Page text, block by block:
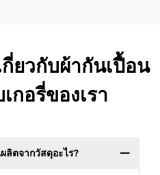
ยวกับผ้ากันเปื้อน
กอรี่ของเรา
ตจากวัสดุอะไร?